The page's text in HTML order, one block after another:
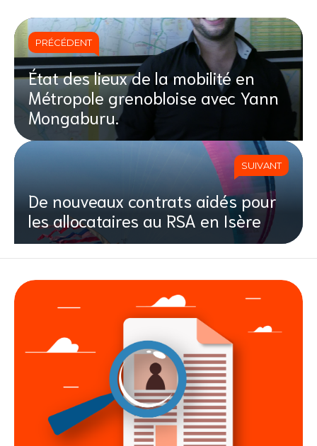
PRÉCÉDENT
État des lieux de la mobilité en
Métropole grenobloise avec Yann
Mongaburu.
SUIVANT
De nouveaux contrats aidés pour
les allocataires au RSA en Isère